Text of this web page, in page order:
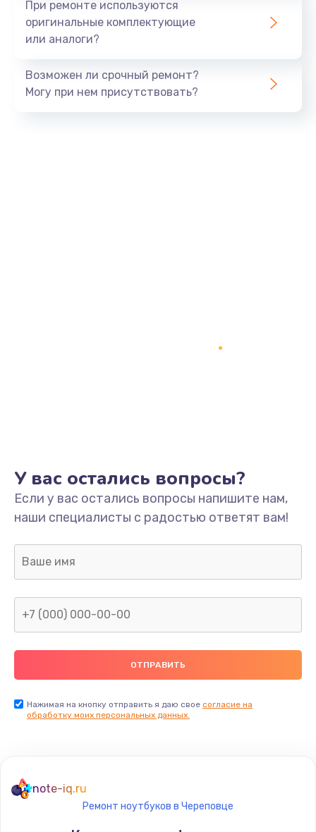
При ремонте используются
оригинальные комплектующие
или аналоги?
Возможен ли срочный ремонт?
Могу при нем присутствовать?
У вас остались вопросы?
Если у вас остались вопросы напишите нам,
наши специалисты с радостью ответят вам!
Нажимая на кнопку отправить я даю свое согласие на
обработку моих персональных данных.
note-iq.ru
Ремонт ноутбуков в Череповце